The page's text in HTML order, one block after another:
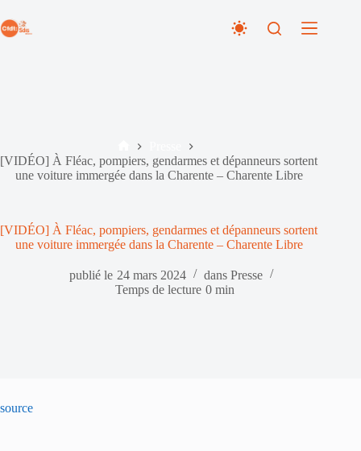
au
contenu
Accueil
[VIDÉO] À Fléac, pompiers, gendarmes et dépanneurs sortent
une voiture immergée dans la Charente – Charente Libre
[VIDÉO] À Fléac, pompiers, gendarmes et dépanneurs sortent
une voiture immergée dans la Charente – Charente Libre
publié le 24 mars 2024 dans Presse
Temps de lecture 0 min
source